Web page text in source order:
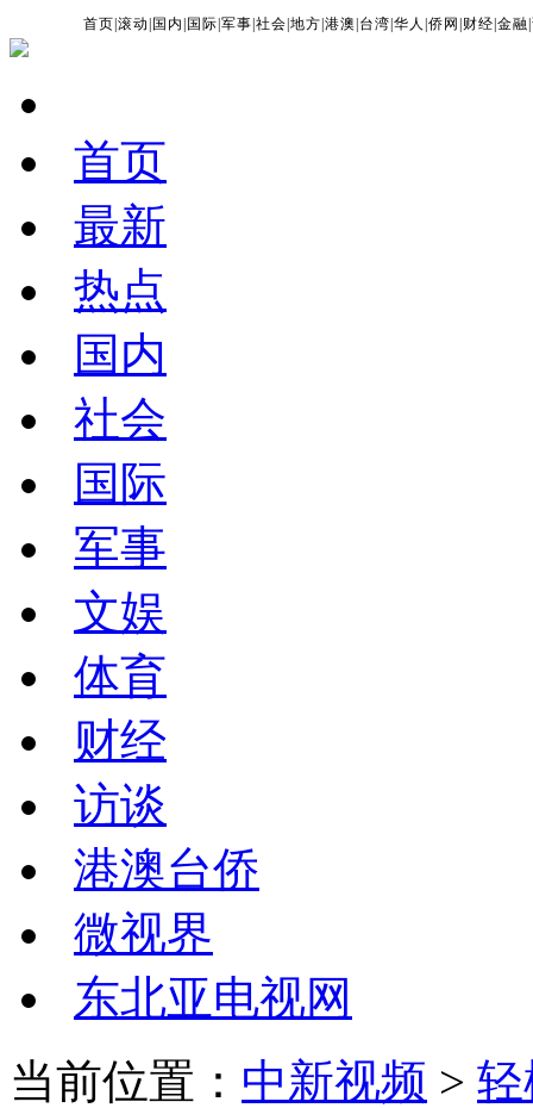
首页 |滚动 国内 国际 |军事 |社会 |地方 |港澳 台湾 |华人 |侨网 财经 |金融 |
首页
最新
热点
国内
社会
国际
军事
文娱
体育
财经
访谈
港澳台侨
微视界
东北亚电视网
当前位置： 中新视频 >